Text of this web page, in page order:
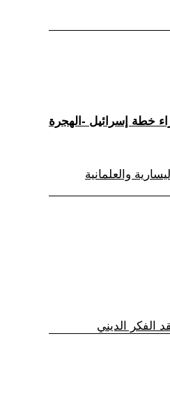
خطة إسرائيل -الهجرة
والعلمانية
الفكر الديني